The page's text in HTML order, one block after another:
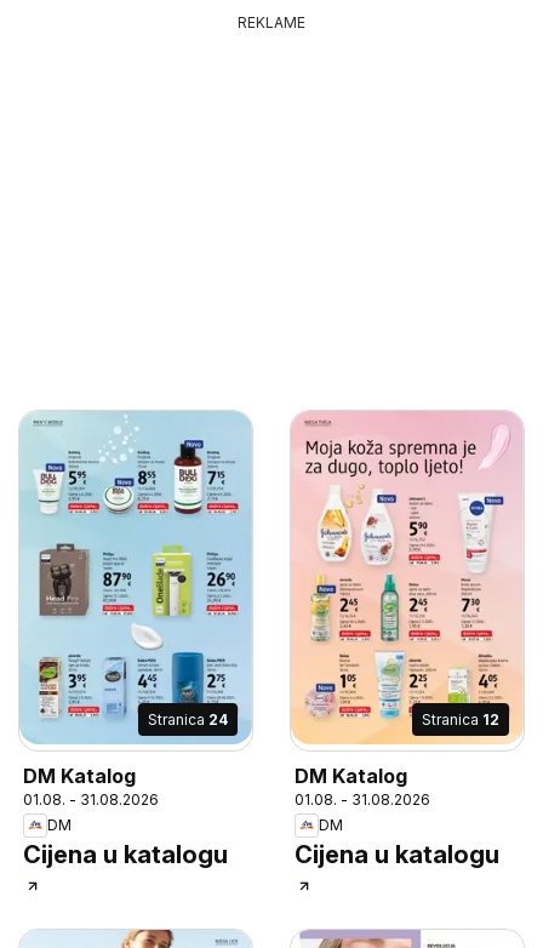
REKLAME
Stranica 24
DM Katalog
01.08. - 31.08.2026
DM
Cijena u katalogu
Stranica 12
DM Katalog
01.08. - 31.08.2026
DM
Cijena u katalogu